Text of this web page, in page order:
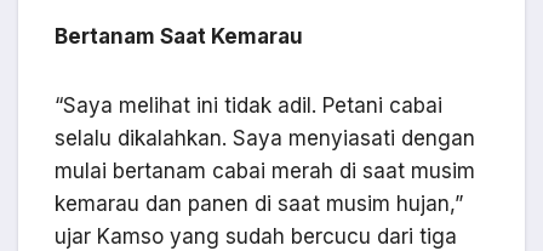
Bertanam Saat Kemarau
“Saya melihat ini tidak adil. Petani cabai
selalu dikalahkan. Saya menyiasati dengan
mulai bertanam cabai merah di saat musim
kemarau dan panen di saat musim hujan,”
ujar Kamso yang sudah bercucu dari tiga